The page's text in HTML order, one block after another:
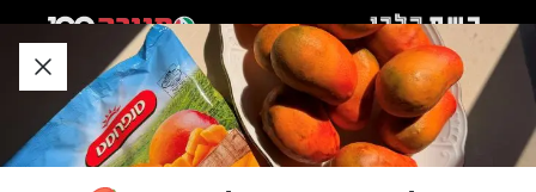
לאזור
תוכן
תחתון
חזרה לעמוד הבית